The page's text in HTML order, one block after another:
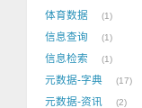
体育数据 1
信息查询 1
信息检索 1
元数据-字典 17
元数据-资讯 2